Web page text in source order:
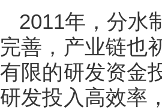
2011年，分水
完善，产业链也
有限的研发资金
研发投入高效率